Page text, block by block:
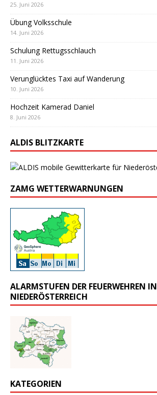
25. Juni 2026
Übung Volksschule
14. Juni 2026
Schulung Rettugsschlauch
11. Juni 2026
Verunglücktes Taxi auf Wanderung
10. Juni 2026
Hochzeit Kamerad Daniel
8. Juni 2026
ALDIS BLITZKARTE
ZAMG WETTERWARNUNGEN
ALARMSTUFEN DER FEUERWEHREN IN
NIEDERÖSTERREICH
KATEGORIEN